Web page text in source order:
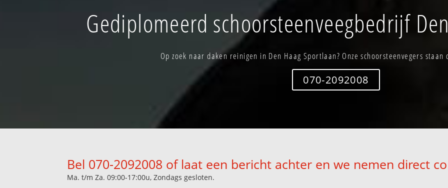
Gediplomeerd schoorsteenveegbedrijf
Op zoek naar daken reinigen in Den Haag Sportlaan? Onze schoorsteenvegers
070-2092008
Bel 070-2092008 of laat een bericht achter en we nemen direct
Ma. t/m Za. 09:00-17:00u, Zondags gesloten.